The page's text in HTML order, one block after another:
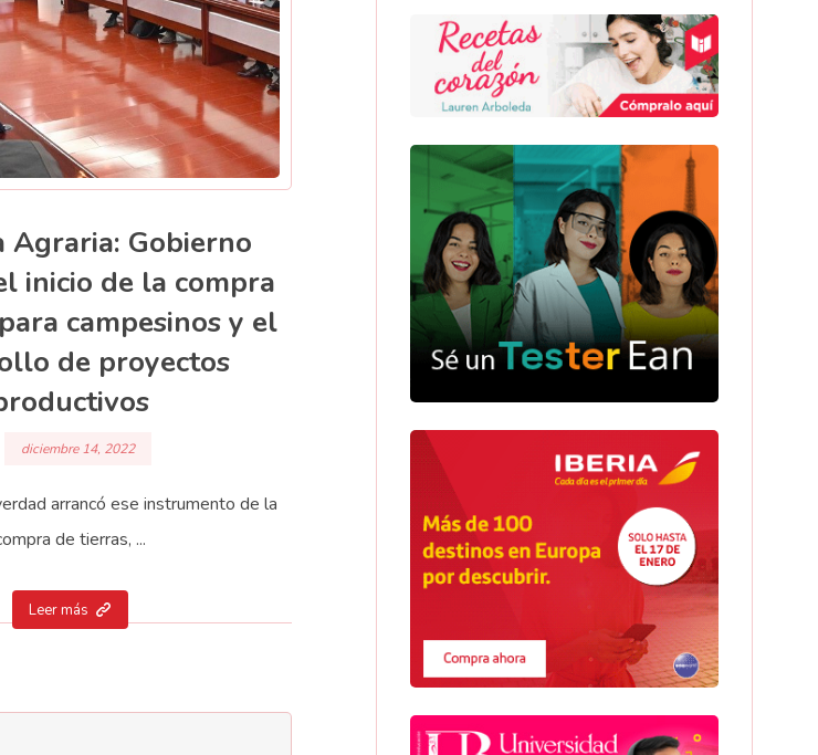
Agraria: Gobierno
inicio de la compra
campesinos y el
de proyectos
diciembre 14, 2022
arrancó ese instrumento de la
de tierras, ...
Leer más